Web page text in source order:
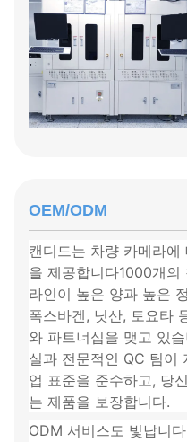
OEM/ODM
캔디드는 차량 카메라
을 제공합니다1000개
라인이 높은 양과 높은
폭스바겐, 닛산, 토요타
와 파트너십을 맺고 있
실과 전문적인 QC 팀이
업 표준을 준수하고, 당
는 제품을 보장합니다.
ODM 서비스도 빛납니